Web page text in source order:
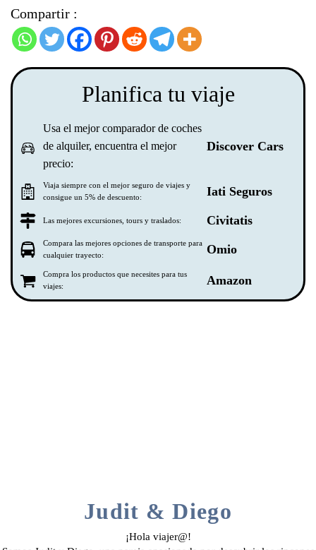
Compartir :
Planifica tu viaje
Usa el mejor comparador de coches
de alquiler, encuentra el mejor
precio:
Discover Cars
Viaja siempre con el mejor seguro de viajes y
consigue un 5% de descuento:
Iati Seguros
Las mejores excursiones, tours y traslados: Civitatis
Compara las mejores opciones de transporte para
cualquier trayecto:
Omio
Compra los productos que necesites para tus
viajes:
Amazon
Judit & Diego
¡Hola viajer@!